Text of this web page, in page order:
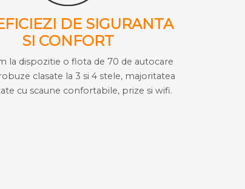
DE SIGURANTA
SI CONFORT
la dispozitie o flota de 70 de autocare
clasate la 3 si 4 stele, majoritatea
cu scaune confortabile, prize si wifi.